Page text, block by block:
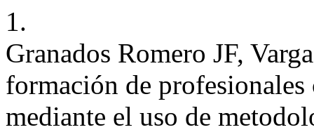
1.
Granados Romero JF,
formación de profesionales
mediante el uso de